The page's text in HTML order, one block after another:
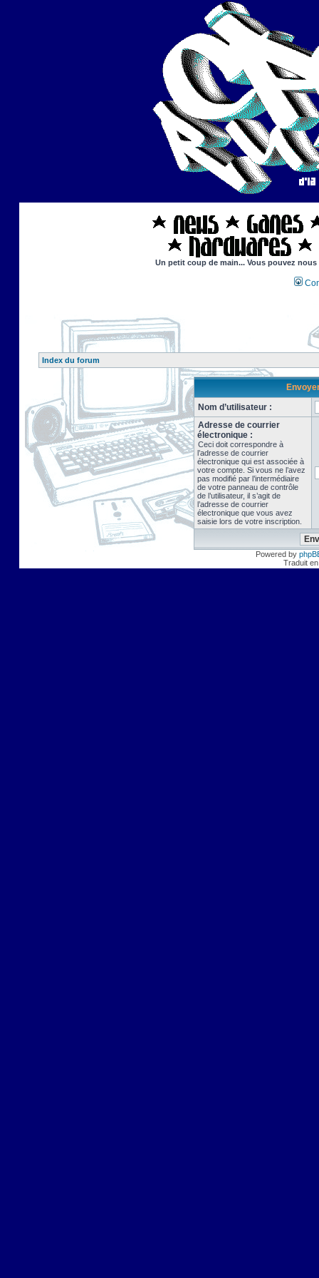
Un petit coup de main... Vous pouvez
Index du forum
Nom d’utilisateur :
Adresse de courrier
électronique :
Ceci doit correspondre à
l’adresse de courrier
électronique qui est associée à
votre compte. Si vous ne l’avez
pas modifié par l’intermédiaire
de votre panneau de contrôle
de l’utilisateur, il s’agit de
l’adresse de courrier
électronique que vous avez
saisie lors de votre inscription.
Powered by
Traduit